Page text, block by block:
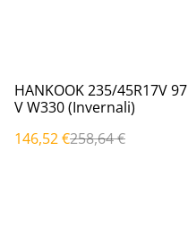
%
HANKOOK 235/45R17V 97
V W330 (Invernali)
146,52 €258,64 €